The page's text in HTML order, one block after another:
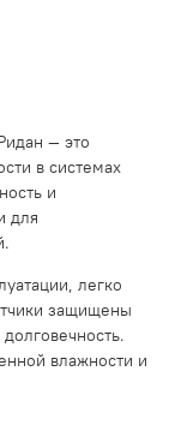
— это
в системах
и
для
легко
защищены
влажности и